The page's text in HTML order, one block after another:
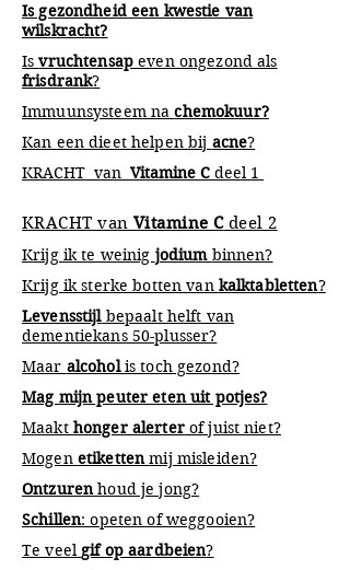
Is gezondheid een kwestie van
wilskracht?
Isvruchtensapeven ongezond als
frisdrank?
Immuunsysteem nachemokuur?
Kan een dieet helpen bij acne?
KRACHT van Vitamine C deel 1
KRACHT van Vitamine Cdeel 2
Krijg ik te weinig jodium binnen?
Krijg ik sterke botten van kalktabletten?
Levensstijlbepaalt helft van
dementiekans 50-plusser?
Maar alcoholis toch gezond?
Mag mijn peuter eten uit potjes?
Maakt honger alerterof juist niet?
Mogen etikettenmij misleiden?
Ontzurenhoud je jong?
Schillen: opeten of weggooien?
Te veel gif op aardbeien?